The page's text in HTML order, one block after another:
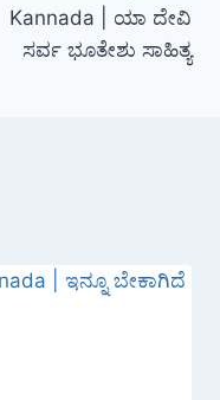
Kannada | ಯಾ ದೇವಿ
ಸರ್ವ ಭೂತೇಶು ಸಾಹಿತ್ಯ